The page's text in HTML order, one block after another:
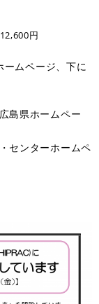
円
ムページ、下に
島県ホームペー
センターホームペ